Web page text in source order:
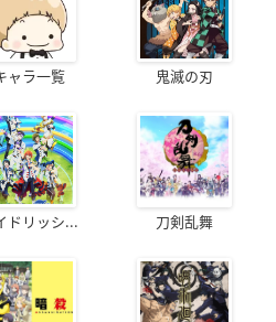
ャラ一覧 鬼滅の刃
ドリッシ... 刀剣乱舞